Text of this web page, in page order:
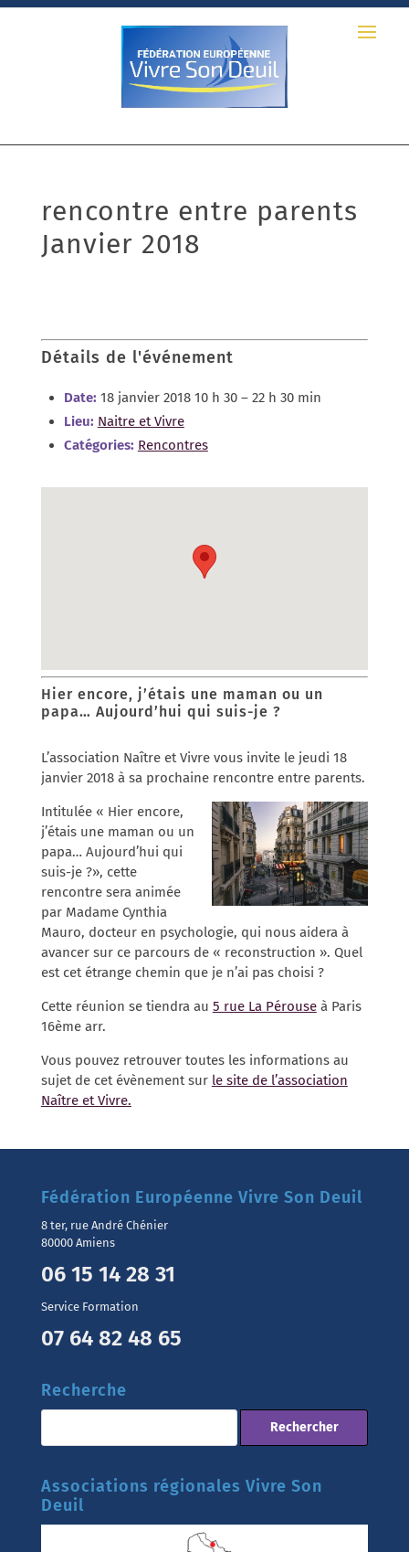
rencontre entre parents
Janvier 2018
Détails de l'événement
Date: 18 janvier 2018 10 h 30– 22 h 30 min
Lieu: Naitre et Vivre
Catégories: Rencontres
Hier encore, j’étais une maman ou un
papa… Aujourd’hui qui suis-je ?
L’association Naître et Vivre vous invite le jeudi 18
janvier 2018 à sa prochaine rencontre entre parents.
Intitulée « Hier encore,
j’étais une maman ou un
papa… Aujourd’hui qui
suis-je ?», cette
rencontre sera animée
par Madame Cynthia
Mauro, docteur en psychologie, qui nous aidera à
avancer sur ce parcours de « reconstruction ». Quel
est cet étrange chemin que je n’ai pas choisi ?
Cette réunion se tiendra au 5 rue La Pérouseà Paris
16ème arr.
Vous pouvez retrouver toutes les informations au
sujet de cet évènement sur le site de l’association
Naître et Vivre.
Fédération Européenne Vivre Son Deuil
8 ter, rue André Chénier
80000 Amiens
06 15 14 28 31
Service Formation
07 64 82 48 65
Recherche
Associations régionales Vivre Son
Deuil